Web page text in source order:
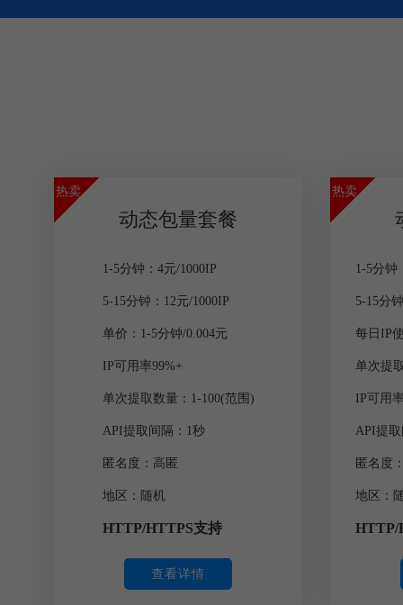
热卖
动态包量套餐
1-5分钟：4元/1000IP
5-15分钟：12元/1000IP
单价：1-5分钟/0.004元
IP可用率99%+
单次提取数量：1-100(范围)
API提取间隔：1秒
匿名度：高匿
地区：随机
HTTP/HTTPS支持
查看详情
热卖
1-5分钟
5-15分
每日IP
单次提
IP可用
API提
匿名度
地区：
HTTP/